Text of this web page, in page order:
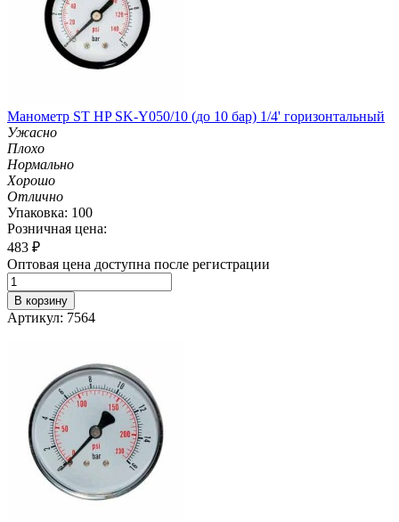
Манометр ST HP SK-Y050/10 (до 10 бар) 1/4' горизонтальный
Ужасно
Плохо
Нормально
Хорошо
Отлично
Упаковка: 100
Розничная цена:
483 ₽
Оптовая цена доступна после регистрации
В корзину
Артикул: 7564